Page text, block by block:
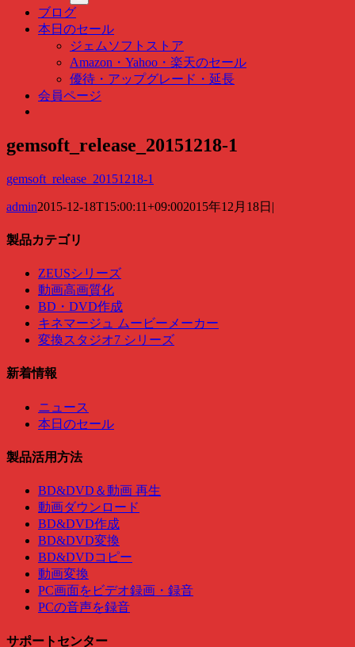
ッ
ク
検
索
…
ブログ
本日のセール
ジェムソフトストア
Amazon・Yahoo・楽天のセール
優待・アップグレード・延長
会員ページ
gemsoft_release_20151218-1
gemsoft_release_20151218-1
admin2015-12-18T15:00:11+09:002015年12月18日 |
製品カテゴリ
ZEUSシリーズ
動画高画質化
BD・DVD作成
キネマージュ ムービーメーカー
変換スタジオ7 シリーズ
新着情報
ニュース
本日のセール
製品活用方法
BD&DVD＆動画 再生
動画ダウンロード
BD&DVD作成
BD&DVD変換
BD&DVDコピー
動画変換
PC画面をビデオ録画・録音
PCの音声を録音
サポートセンター